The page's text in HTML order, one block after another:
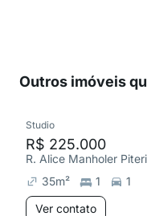
Outros imóveis
Studio
R$ 225.000
R. Alice Manholer
35m² 1
1
Ver contato